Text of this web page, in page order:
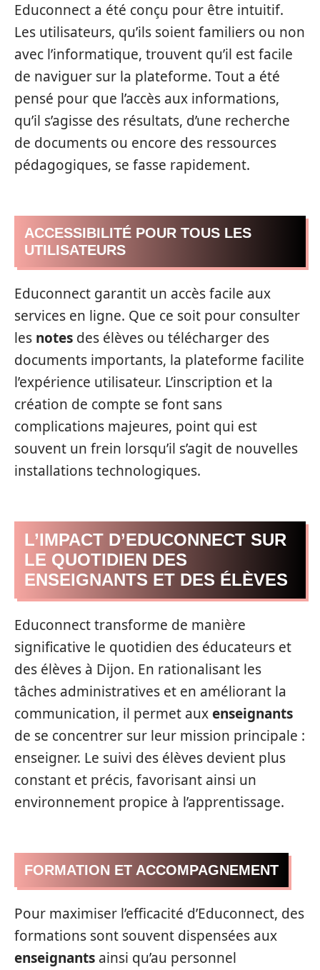
Educonnect a été conçu pour être intuitif.
Les utilisateurs, qu’ils soient familiers ou non
avec l’informatique, trouvent qu’il est facile
de naviguer sur la plateforme. Tout a été
pensé pour que l’accès aux informations,
qu’il s’agisse des résultats, d’une recherche
de documents ou encore des ressources
pédagogiques, se fasse rapidement.
ACCESSIBILITÉ POUR TOUS LES
UTILISATEURS
Educonnect garantit un accès facile aux
services en ligne. Que ce soit pour consulter
les notes des élèves ou télécharger des
documents importants, la plateforme facilite
l’expérience utilisateur. L’inscription et la
création de compte se font sans
complications majeures, point qui est
souvent un frein lorsqu’il s’agit de nouvelles
installations technologiques.
L’IMPACT D’EDUCONNECT SUR
LE QUOTIDIEN DES
ENSEIGNANTS ET DES ÉLÈVES
Educonnect transforme de manière
significative le quotidien des éducateurs et
des élèves à Dijon. En rationalisant les
tâches administratives et en améliorant la
communication, il permet auxenseignants
de se concentrer sur leur mission principale :
enseigner. Le suivi des élèves devient plus
constant et précis, favorisant ainsi un
environnement propice à l’apprentissage.
FORMATION ET ACCOMPAGNEMENT
Pour maximiser l’efficacité d’Educonnect, des
formations sont souvent dispensées aux
enseignants ainsi qu’au personnel